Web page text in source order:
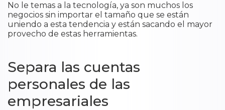
No le temas a la tecnología, ya son muchos los
negocios sin importar el tamaño que se están
uniendo a esta tendencia y están sacando el mayor
provecho de estas herramientas.
Separa las cuentas
personales de las
empresariales